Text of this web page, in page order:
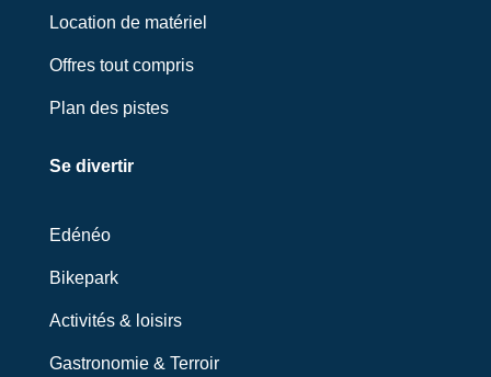
Location de matériel
Offres tout compris
Plan des pistes
Se divertir
Edénéo
Bikepark
Activités & loisirs
Gastronomie & Terroir